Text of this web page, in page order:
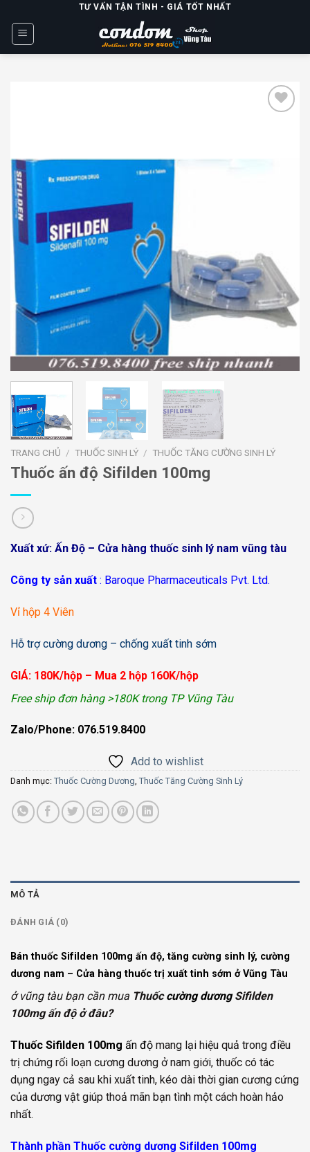
content
TƯ VẤN TẬN TÌNH - GIÁ TỐT NHẤT
TRANG CHỦ / THUỐC SINH LÝ / THUỐC TĂNG CƯỜNG SINH LÝ
Thuốc ấn độ Sifilden 100mg
Xuất xứ: Ấn Độ – Cửa hàng thuốc sinh lý nam vũng tàu
Công ty sản xuất : Baroque Pharmaceuticals Pvt. Ltd.
Vỉ hộp 4 Viên
Hỗ trợ cường dương – chống xuất tinh sớm
GIÁ: 180K/hộp – Mua 2 hộp 160K/hộp
Free ship đơn hàng >180K trong TP Vũng Tàu
Zalo/Phone: 076.519.8400
Add to wishlist
Danh mục: Thuốc Cường Dương, Thuốc Tăng Cường Sinh Lý
MÔ TẢ
ĐÁNH GIÁ (0)
Bán thuốc Sifilden 100mg ấn độ,tăng cường sinh lý, cường
dương nam – Cửa hàng thuốc trị xuất tinh sớm ở Vũng Tàu
ở vũng tàu bạn cần mua Thuốccường dươngSifilden
100mg ấn độ ở đâu?
Thuốc Sifilden 100mg ấn độ mang lại hiệu quả trong điều
trị chứng rối loạn cương dương ở nam giới, thuốc có tác
dụng ngay cả sau khi xuất tinh, kéo dài thời gian cương cứng
của dương vật giúp thoả mãn bạn tình một cách hoàn hảo
nhất.
Thành phần Thuốc cường dương Sifilden 100mg